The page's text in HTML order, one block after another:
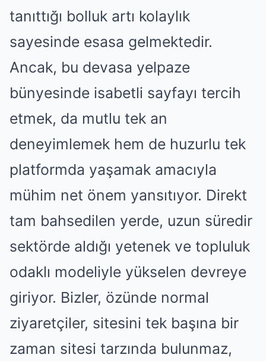
tanıttığı bolluk artı kolaylık
sayesinde esasa gelmektedir.
Ancak, bu devasa yelpaze
bünyesinde isabetli sayfayı tercih
etmek, da mutlu tek an
deneyimlemek hem de huzurlu tek
platformda yaşamak amacıyla
mühim net önem yansıtıyor. Direkt
tam bahsedilen yerde, uzun süredir
sektörde aldığı yetenek ve topluluk
odaklı modeliyle yükselen devreye
giriyor. Bizler, özünde normal
ziyaretçiler, sitesini tek başına bir
zaman sitesi tarzında bulunmaz,